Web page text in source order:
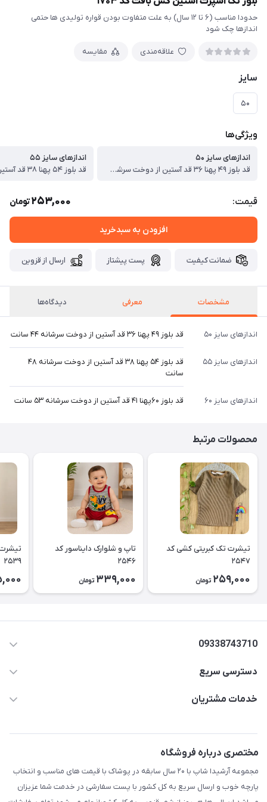
حدودا مناسب (۶ تا ۱۲ سال) به علت متفاوت بودن قواره تولیدی ها حتمی
اندازها چک شود
علاقه‌مندی مقایسه
سایز
۵۰
ویژگی‌ها
اندازهای سایز ۵۰
قد بلوز ۴۹ پهنا ۳۶ قد آستین از دوخت سرشانه ۴۴ سانت
اندازهای سایز ۵۵
قیمت: 253,000تومان
افزودن به سبدخرید
ضمانت کیفیت پست پیشتاز ارسال از قزوین
مشخصات معرفی دیدگاه‌ها
اندازهای سایز ۵۰ قد بلوز ۴۹ پهنا ۳۶ قد آستین از دوخت سرشانه ۴۴ سانت
اندازهای سایز ۵۵
قد بلوز ۵۴ پهنا ۳۸ قد آستین از دوخت سرشانه ۴۸
سانت
اندازهای سایز ۶۰ قد بلوز ۶۰پهنا ۴۱ قد آستین از دوخت سرشانه ۵۳ سانت
محصولات مرتبط
تیشرت تک کبریتی کشی کد
۲۵۴۷
259,000 تومان
تاپ و شلوارک دایناسور کد
۲۵۴۶
339,000 تومان
۲۵۳۹
09338743710
دسترسی سریع
حساب کاربری
لیست محصولات
درباره ما
تماس با ما
خدمات مشتریان
مختصری درباره فروشگاه
مجموعه آرشیدا شاپ با ۲۰ سال سابقه در پوشاک با قیمت های مناسب و انتخاب
پارچه خوب و ارسال سریع به کل کشور با پست سفارشی در خدمت شما عزیزان